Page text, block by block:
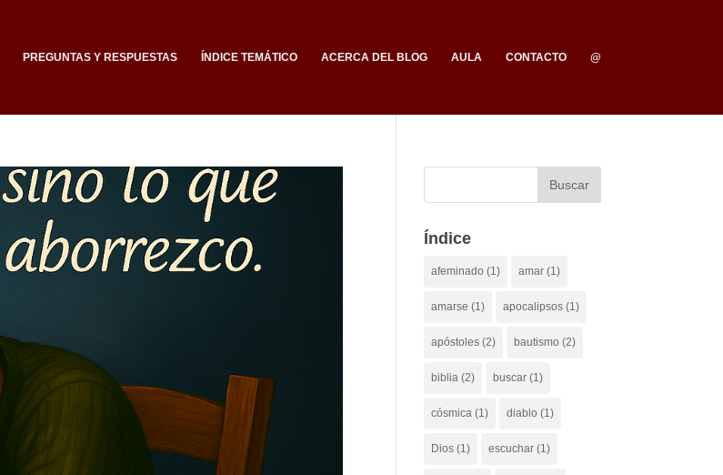
PREGUNTAS Y RESPUESTAS ÍNDICE TEMÁTICO ACERCA DEL BLOG AULA CONTACTO @
Índice
afeminado (1) amar (1)
amarse (1) apocalipsos (1)
apóstoles (2) bautismo (2)
biblia (2) buscar (1)
cósmica (1) diablo (1)
Dios (1) escuchar (1)